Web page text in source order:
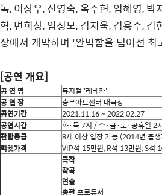
녹,이장우,신영숙,옥주현,임혜영,박
혁,변희상,임정모,김지욱,김용수,김
장에서 개막하며 '완벽함을 넘어선 최
[공연 개요]
공 연 명 뮤지컬 '레베카'
공 연 장
충무아트센터 대극장
공연기간
2021.11.16 ~ 2022.02.27
공연시간
화·목7시 /수·금·토·공휴일 2
관람등급
8세 이상 입장 가능 (2014년 출
티켓가격
VIP석 15만원, R석 13만원, S석
극작
작곡
연출
총괄 프로듀서